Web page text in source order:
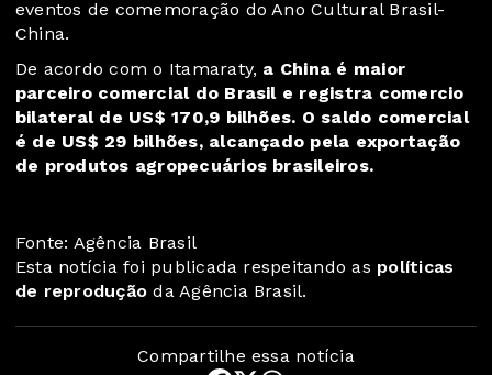
eventos de comemoração do Ano Cultural Brasil-
China.
De acordo com o Itamaraty, a China é maior
parceiro comercial do Brasil e registra comercio
bilateral de US$ 170,9 bilhões. O saldo comercial
é de US$ 29 bilhões, alcançado pela exportação
de produtos agropecuários brasileiros.
Fonte: Agência Brasil
Esta notícia foi publicada respeitando as políticas
de reprodução da Agência Brasil.
Compartilhe essa notícia